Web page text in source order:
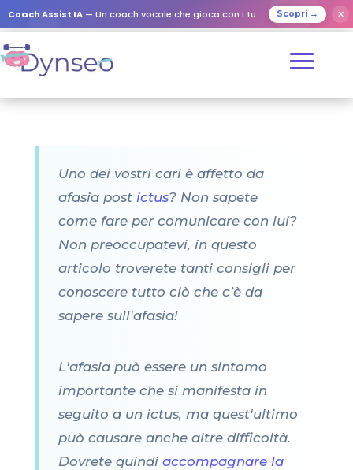
Coach Assist IA — Un coach vocale che gioca con i tuoi cari Scopri → ✕
Uno dei vostri cari è affetto da
afasia post ictus? Non sapete
come fare per comunicare con lui?
Non preoccupatevi, in questo
articolo troverete tanti consigli per
conoscere tutto ciò che c’è da
sapere sull'afasia!
L'afasia può essere un sintomo
importante che si manifesta in
seguito a un ictus, ma quest'ultimo
può causare anche altre difficoltà.
Dovrete quindi accompagnare la